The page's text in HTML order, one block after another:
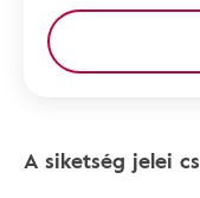
A siketség jelei